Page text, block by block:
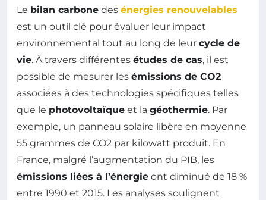
Le bilan carbone des énergies renouvelables
est un outil clé pour évaluer leur impact
environnemental tout au long de leur cycle de
vie. À travers différentes études de cas, il est
possible de mesurer les émissions de CO2
associées à des technologies spécifiques telles
que le photovoltaïque et la géothermie. Par
exemple, un panneau solaire libère en moyenne
55 grammes de CO2 par kilowatt produit. En
France, malgré l’augmentation du PIB, les
émissions liées à l’énergie ont diminué de 18 %
entre 1990 et 2015. Les analyses soulignent